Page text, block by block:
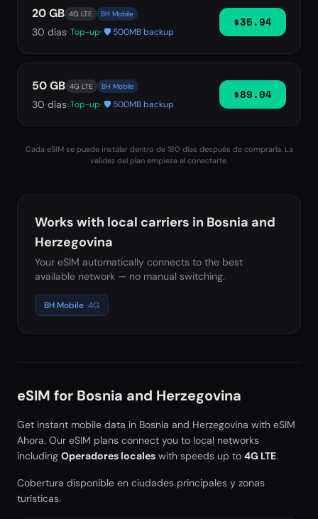
20 GB 4G LTE BH Mobile
30 días· Top-up· 🛡️ 500MB backup
$35.94
50 GB 4G LTE BH Mobile
30 días· Top-up· 🛡️ 500MB backup
$89.04
Cada eSIM se puede instalar dentro de 180 días después de comprarla. La
validez del plan empieza al conectarte.
Works with local carriers in Bosnia and
Herzegovina
Your eSIM automatically connects to the best
available network — no manual switching.
BH Mobile 4G
eSIM for Bosnia and Herzegovina
Get instant mobile data in Bosnia and Herzegovina with eSIM
Ahora. Our eSIM plans connect you to local networks
including Operadores locales with speeds up to 4G LTE.
Cobertura disponible en ciudades principales y zonas
turísticas.